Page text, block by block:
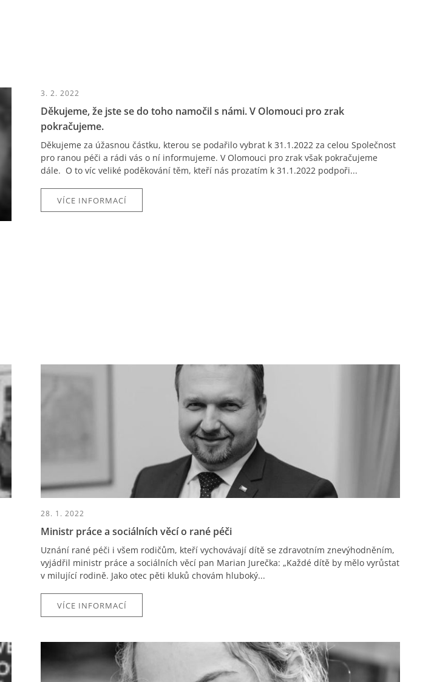
3. 2. 2022
Děkujeme, že jste se do toho namočil s námi. V Olomouci pro zrak
pokračujeme.
Děkujeme za úžasnou částku, kterou se podařilo vybrat k 31.1.2022 za celou Společnost
pro ranou péči a rádi vás o ní informujeme. V Olomouci pro zrak však pokračujeme
dále. O to víc veliké poděkování těm, kteří nás prozatím k 31.1.2022 podpoři...
VÍCE INFORMACÍ
28. 1. 2022
Ministr práce a sociálních věcí o rané péči
Uznání rané péči i všem rodičům, kteří vychovávají dítě se zdravotním znevýhodněním,
vyjádřil ministr práce a sociálních věcí pan Marian Jurečka: „Každé dítě by mělo vyrůstat
v milující rodině. Jako otec pěti kluků chovám hluboký...
VÍCE INFORMACÍ